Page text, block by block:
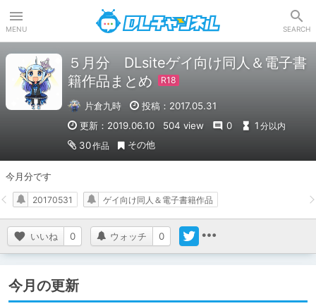
MENU SEARCH
５月分 DLsiteゲイ向け同人＆電子書
籍作品まとめ
片倉九時
投稿：2017.05.31
更新：2019.06.10
504 view 0 1 分以内
30作品 その他
今月分です
いいね 0 ウォッチ 0
20170531 ゲイ向け同人＆電子書籍作品
今月の更新